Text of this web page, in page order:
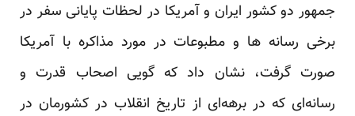
جمهور دو کشور ایران و آمریکا در لحظات پایانی سفر در
برخی رسانه ها و مطبوعات در مورد مذاکره با آمریکا
صورت گرفت، نشان داد که گویی اصحاب قدرت و
رسانه‌ای که در برهه‌ای از تاریخ انقلاب در کشورمان در